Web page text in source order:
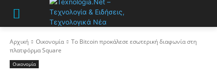
Αρχική Οικονομία
Το Bitcoin προκάλεσε εσωτερική διαφωνία στη
πλατφόρμα Square
Οικονομία